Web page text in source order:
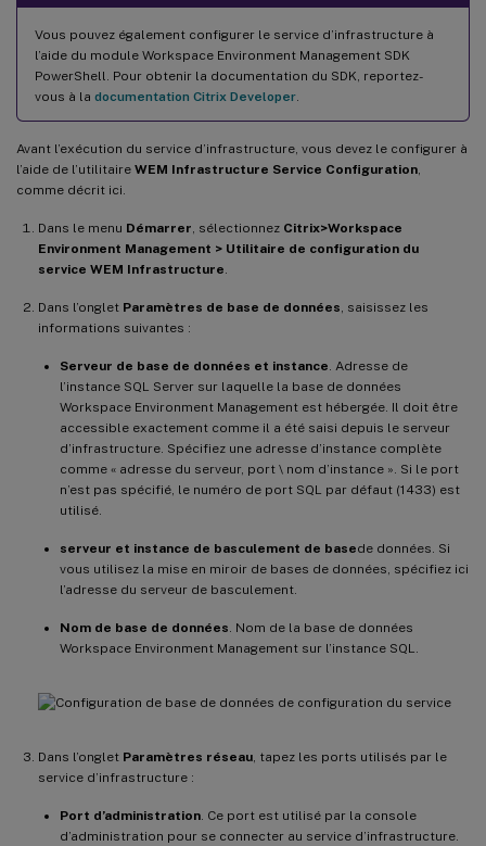
Vous pouvez également configurer le service d’infrastructure à
l’aide du module Workspace Environment Management SDK
PowerShell. Pour obtenir la documentation du SDK, reportez-
vous à la documentation Citrix Developer
Avant l’exécution du service d’infrastructure, vous devez le configurer à
l’aide de l’utilitaire WEM Infrastructure Service Configuration
comme décrit ici.
Dans le menu Démarrer , sélectionnez Citrix>Workspace
Environment Management > Utilitaire de configuration du
service WEM Infrastructure
Dans l’onglet Paramètres de base de données , saisissez les
informations suivantes :
Serveur de base de données et instance . Adresse de
l’instance SQL Server sur laquelle la base de données
Workspace Environment Management est hébergée. Il doit être
accessible exactement comme il a été saisi depuis le serveur
d’infrastructure. Spécifiez une adresse d’instance complète
comme « adresse du serveur, port \ nom d’instance ». Si le port
n’est pas spécifié, le numéro de port SQL par défaut (1433) est
utilisé.
serveur et instance de basculement de basede données. Si
vous utilisez la mise en miroir de bases de données, spécifiez ici
l’adresse du serveur de basculement.
Nom de base de données . Nom de la base de données
Workspace Environment Management sur l’instance SQL.
Dans l’onglet Paramètres réseau , tapez les ports utilisés par le
service d’infrastructure :
Port d’administration . Ce port est utilisé par la console
d’administration pour se connecter au service d’infrastructure.